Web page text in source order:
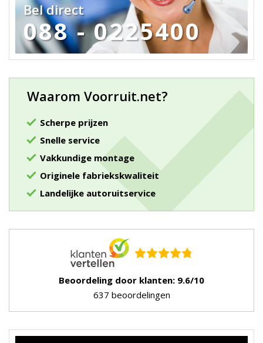
Bel direct
088 - 0225400
Waarom Voorruit.net?
Scherpe prijzen
Snelle service
Vakkundige montage
Originele fabriekskwaliteit
Landelijke autoruitservice
Beoordeling door klanten: 9.6/10
637 beoordelingen